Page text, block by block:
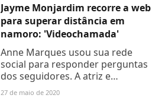
pandemia do novo coronavírus,...
Jayme Monjardim recorre a web
para superar distância em
namoro: 'Videochamada'
Anne Marques usou sua rede
social para responder perguntas
dos seguidores. A atriz e
namorada de Jayme Monjardim
27 de maio de 2020